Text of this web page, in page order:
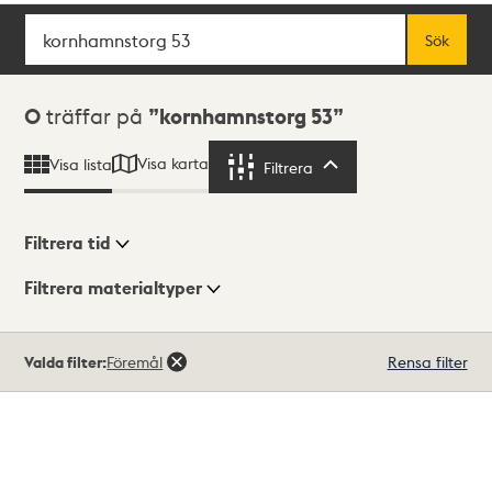
Sök
Sök
Sökresultat
0 träffar på kornhamnstorg 53
Visa lista Visa karta Filtrera
Visningsläge
Filtrera tid
Filtrera materialtyper
träffar
Valda filter:Föremål Rensa filter